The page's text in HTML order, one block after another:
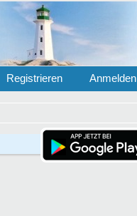
Anmelden
Registrieren